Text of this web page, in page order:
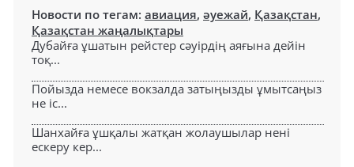
Новости по тегам: авиация, әуежай, Қазақстан,
Қазақстан жаңалықтары
Дубайға ұшатын рейстер сәуірдің аяғына дейін
тоқ...
Пойызда немесе вокзалда затыңызды ұмытсаңыз
не іс...
Шанхайға ұшқалы жатқан жолаушылар нені
ескеру кер...